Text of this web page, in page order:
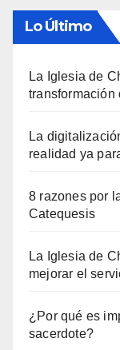
Lo Último
La Iglesia de
transformación
La
realidad ya
8 razones por
Catequesis
La Iglesia de
mejorar el
¿Por qué es
sacerdote?